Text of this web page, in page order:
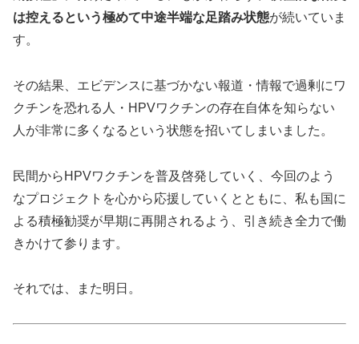
は控えるという極めて中途半端な足踏み状態が続いていま
す。
その結果、エビデンスに基づかない報道・情報で過剰にワ
クチンを恐れる人・HPVワクチンの存在自体を知らない
人が非常に多くなるという状態を招いてしまいました。
民間からHPVワクチンを普及啓発していく、今回のよう
なプロジェクトを心から応援していくとともに、私も国に
よる積極勧奨が早期に再開されるよう、引き続き全力で働
きかけて参ります。
それでは、また明日。